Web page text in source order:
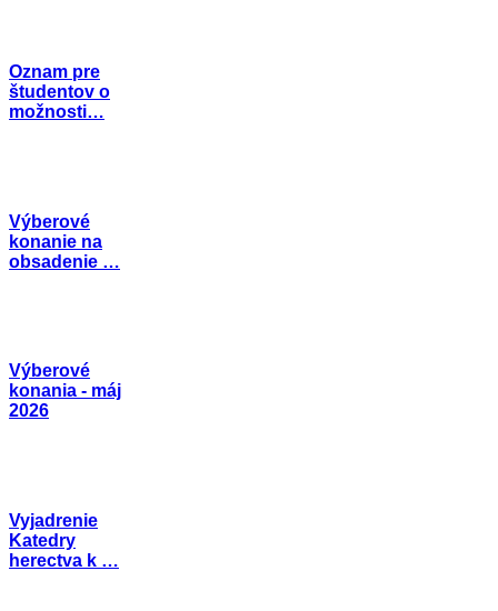
Oznam pre
študentov o
možnosti…
Výberové
konanie na
obsadenie …
Výberové
konania - máj
2026
Vyjadrenie
Katedry
herectva k …